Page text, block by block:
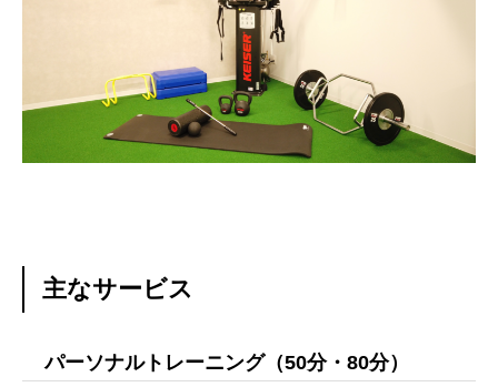
主なサービス
パーソナルトレーニング（50分・80分）